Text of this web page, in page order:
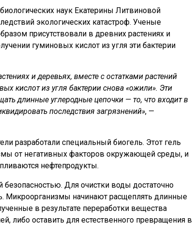
наук Екатерины Литвиновой
экологических катастроф. Ученые
присутствовали в древних растениях и
гуминовых кислот из угля эти бактерии
и деревьях, вместе с остатками растений
кислот из угля бактерии снова «ожили». Эти
длинные углеродные цепочки — то, что входит в
последствия загрязнений», —
разработали специальный биогель. Этот гель
от негативных факторов окружающей среды, и
нефтепродукты.
безопасностью. Для очистки воды достаточно
Микроорганизмы начинают расщеплять длинные
в результате переработки вещества
либо оставить для естественного превращения в